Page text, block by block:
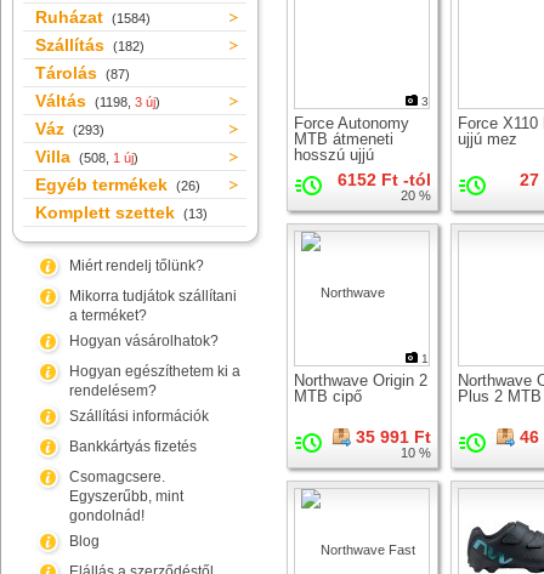
Ruházat (1584)
Szállítás (182)
Tárolás (87)
Váltás (1198, 3 új)
Váz (293)
Villa (508, 1 új)
Egyéb termékek (26)
Komplett szettek (13)
Miért rendelj tőlünk?
Mikorra tudjátok szállítani
a terméket?
Hogyan vásárolhatok?
Hogyan egészíthetem ki a
rendelésem?
Szállítási információk
Bankkártyás fizetés
Csomagcsere.
Egyszerűbb, mint
gondolnád!
Blog
3
Force Autonomy
MTB átmeneti
hosszú ujjú
kerékpáros
kesztyű6152 Ft -tól
20 %
Force
ujjú mez
27
1
Northwave Origin 2
MTB cipő
35 991 Ft
10 %
Northwave
Plus 2
46